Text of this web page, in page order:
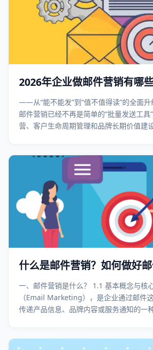
2026年企业做邮件营销有哪
——从“能不能发”到“值不值得读”的全面升
邮件营销已经不再是简单的“批量发送工
营、客户生命周期管理和品牌长期价值建
险都将同步放大。 站
什么是邮件营销？如何做好
一、邮件营销是什么？ 1.1 基本概念与核
（Email Marketing），是企业通过邮件
传递产品信息、品牌内容或服务通知的一
不同，邮件营销